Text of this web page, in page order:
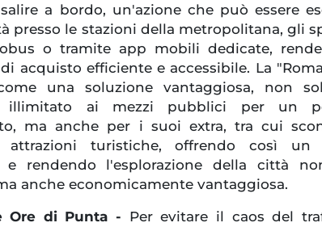
a bordo, un'azione che può essere
presso le stazioni della metropolitana, gli
o tramite app mobili dedicate,
acquisto efficiente e accessibile. La
una soluzione vantaggiosa, non
illimitato ai mezzi pubblici per un
ma anche per i suoi extra, tra cui
attrazioni turistiche, offrendo così un
e rendendo l'esplorazione della città
anche economicamente vantaggiosa.
Ore di Punta - Per evitare il caos del